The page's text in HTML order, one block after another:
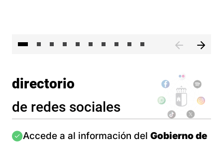
directorio
de redes sociales
Imagen
Accede a al información del Gobierno de